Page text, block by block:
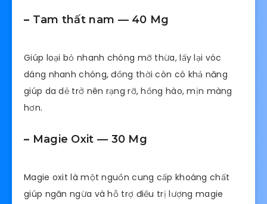
– Tam thất nam — 40 Mg
Giúp loại bỏ nhanh chóng mỡ thừa, lấy lại vóc
dáng nhanh chóng, đồng thời còn có khả năng
giúp da dẻ trở nên rạng rỡ, hồng hào, mịn màng
hơn.
– Magie Oxit — 30 Mg
Magie oxit là một nguồn cung cấp khoáng chất
giúp ngăn ngừa và hỗ trợ điều trị lượng magie